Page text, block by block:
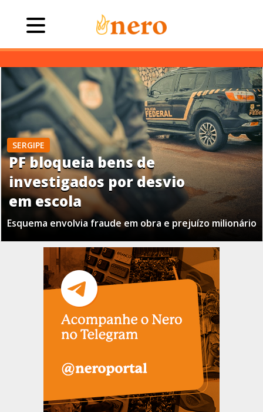
SERGIPE
PF bloqueia bens de
investigados por desvio
em escola
Esquema envolvia fraude em obra e prejuízo milionário